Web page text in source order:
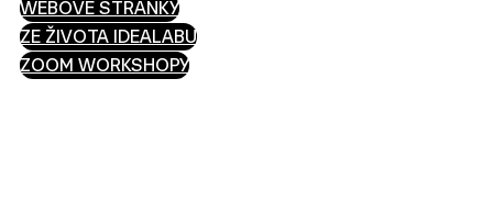
WEBOVÉ STRÁNKY
ZE ŽIVOTA IDEALABU
ZOOM WORKSHOPY